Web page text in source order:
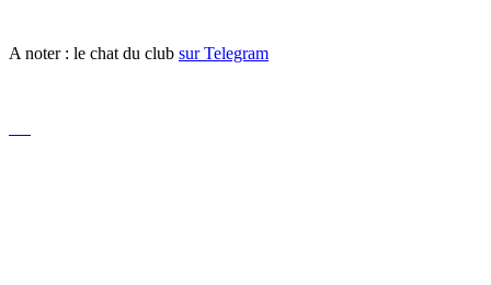
A noter : le chat du club sur Telegram